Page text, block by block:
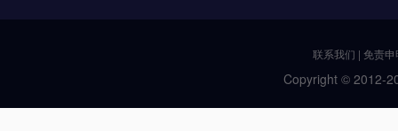
联系我们 | 免责申
Copyright © 2012-